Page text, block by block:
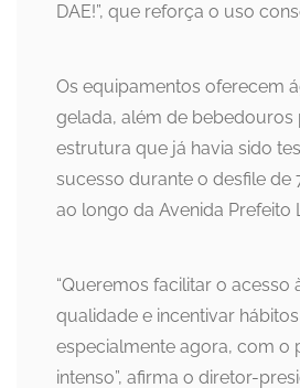
DAE!”, que reforça o uso
Os equipamentos oferecem
gelada, além de
estrutura que já havia sido
sucesso durante o desfile de
ao longo da Avenida Prefeito
“Queremos facilitar o acesso
qualidade e incentivar
especialmente agora, com o
intenso”, afirma o diretor-